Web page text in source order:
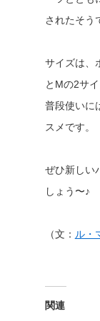
されたそう
サイズは、
とMの2サイ
普段使いに
スメです。
ぜひ新しい
しょう〜♪
（文： ル・
関連